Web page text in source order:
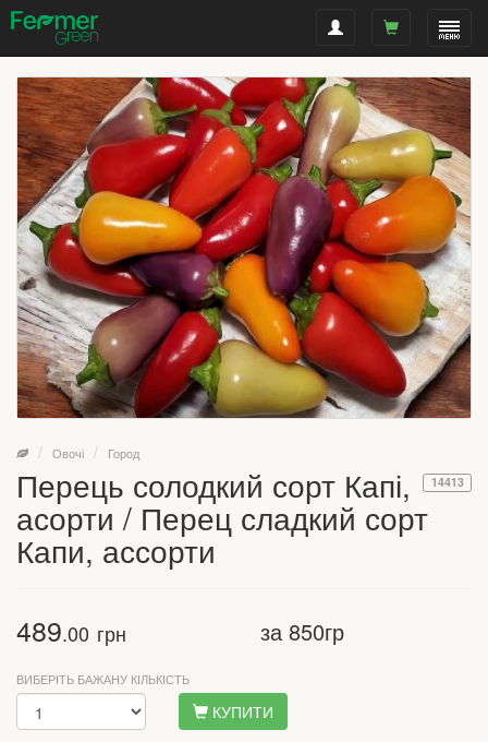
Овочі Город
14413
Перець солодкий сорт Капі,
асорти / Перец сладкий сорт
Капи, ассорти
489.00 грн за 850гр
ВИБЕРІТЬ БАЖАНУ КІЛЬКІСТЬ
КУПИТИ